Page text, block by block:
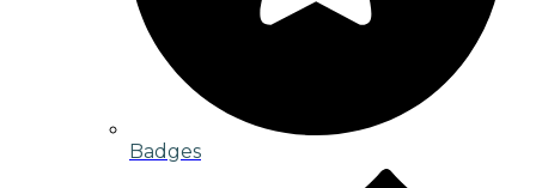
Badges